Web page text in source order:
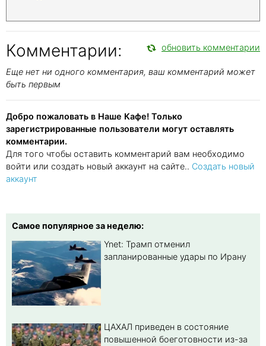
Комментарии: обновить комментарии
Еще нет ни одного комментария, ваш комментарий может
быть первым
Добро пожаловать в Наше Кафе! Только
зарегистрированные пользователи могут оставлять
комментарии.
Для того чтобы оставить комментарий вам необходимо
войти или создать новый аккаунт на сайте.. Создать новый
аккаунт
Самое популярное за неделю:
Ynet: Трамп отменил
запланированные удары по Ирану
ЦАХАЛ приведен в состояние
повышенной боеготовности из-за